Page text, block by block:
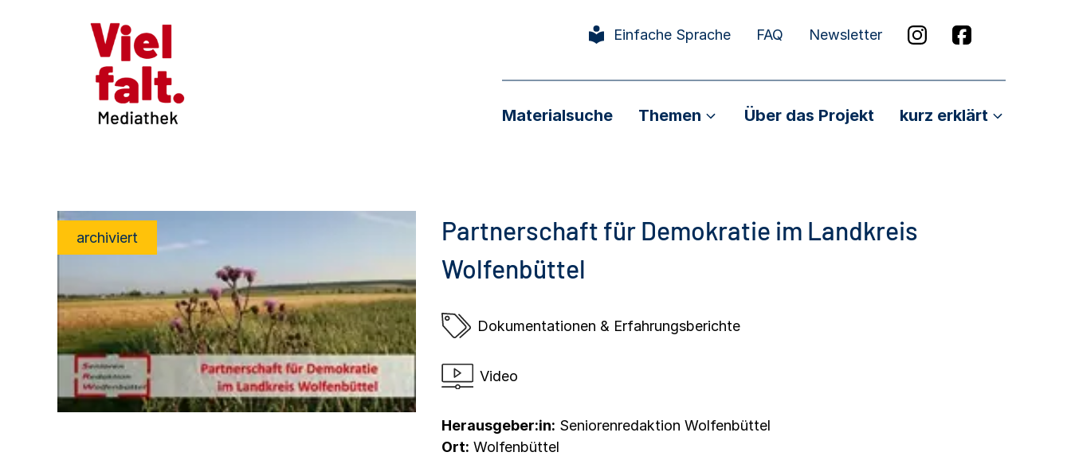
Einfache Sprache FAQ Newsletter
Materialsuche Themen Über das Projekt kurz erklärt
archiviert
Partnerschaft für Demokratie im Landkreis
Wolfenbüttel
Dokumentationen & Erfahrungsberichte
Video
Herausgeber:in: Seniorenredaktion Wolfenbüttel
Ort: Wolfenbüttel